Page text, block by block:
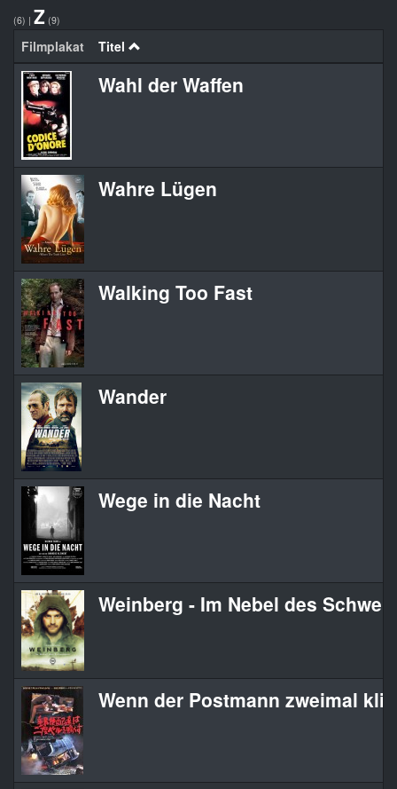
(6) | Z (9)
Filmplakat Titel
Wahl der Waffen
Wahre Lügen
Walking Too Fast
Wander
Wege in die Nacht
Weinberg - Im Nebel des
Wenn der Postmann zweimal